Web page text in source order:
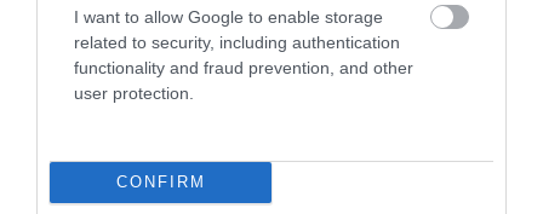
I want to allow Google to enable storage
related to security, including authentication
functionality and fraud prevention, and other
user protection.
CONFIRM
Γιατί το μέλι δεν χαλάει σχεδόν
ποτέ; – Η επιστήμη δίνει την
απάντηση